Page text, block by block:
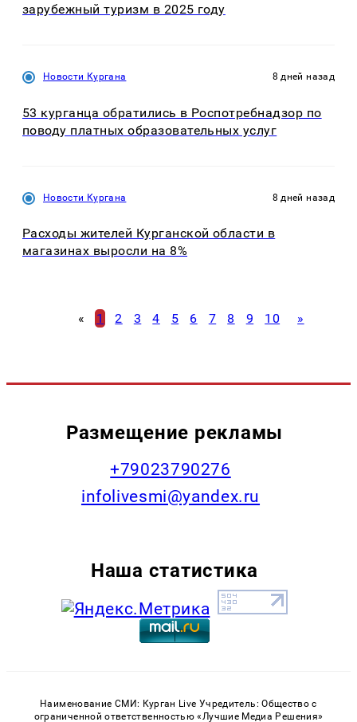
зарубежный туризм в 2025 году
Новости Кургана 8 дней назад
53 курганца обратились в Роспотребнадзор по
поводу платных образовательных услуг
Новости Кургана 8 дней назад
Расходы жителей Курганской области в
магазинах выросли на 8%
« 1 2 3 4 5 6 7 8 9 10 »
Размещение рекламы
+79023790276
infolivesmi@yandex.ru
Наша статистика
Наименование СМИ: Курган Live Учредитель: Общество с
ограниченной ответственностью «Лучшие Медиа Решения»